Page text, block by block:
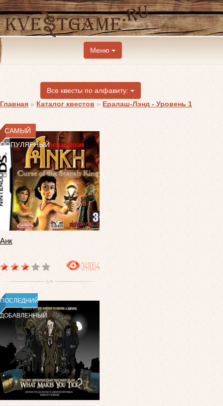
Меню
Все квесты по алфавиту:
Главная » Каталог квестов » Ералаш-Лэнд - Уровень 1
САМЫЙ
ПОПУЛЯРНЫЙ
Анк
341054
ПОСЛЕДНИЙ
ДОБАВЛЕННЫЙ